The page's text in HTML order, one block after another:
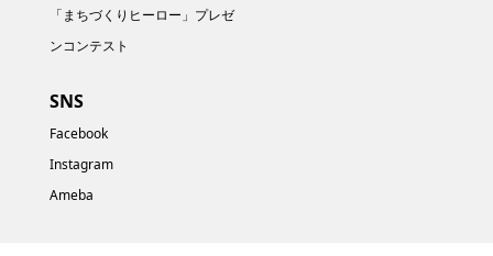
「まちづくりヒーロー」プレゼ
ンコンテスト
SNS
Facebook
Instagram
Ameba